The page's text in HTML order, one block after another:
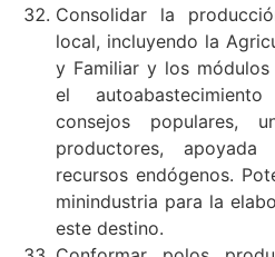
Consolidar la
local, incluyendo la
y Familiar y los módulos
el
consejos populares,
productores,
recursos endógenos.
minindustria para la
este destino.